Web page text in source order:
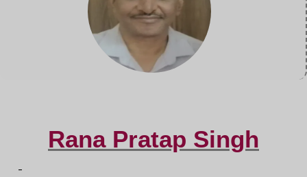
Rana Pratap Singh
-